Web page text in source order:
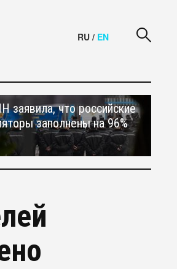
RU / EN
заявила, что российские
заполнены на 96%